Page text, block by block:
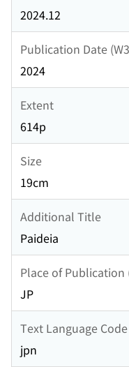
2024.12
Publication Date
2024
Extent
614p
Size
19cm
Additional Title
Paideia
Place of Publication
JP
Text Language Code
jpn